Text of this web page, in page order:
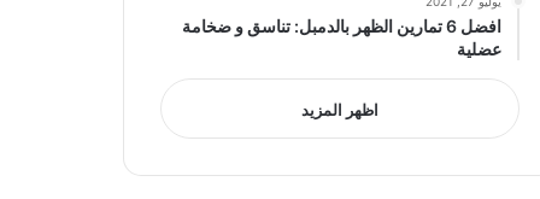
افضل 6 تمارين الظهر بالدمبل: تناسق و ضخامة
عضلية
اظهر المزيد